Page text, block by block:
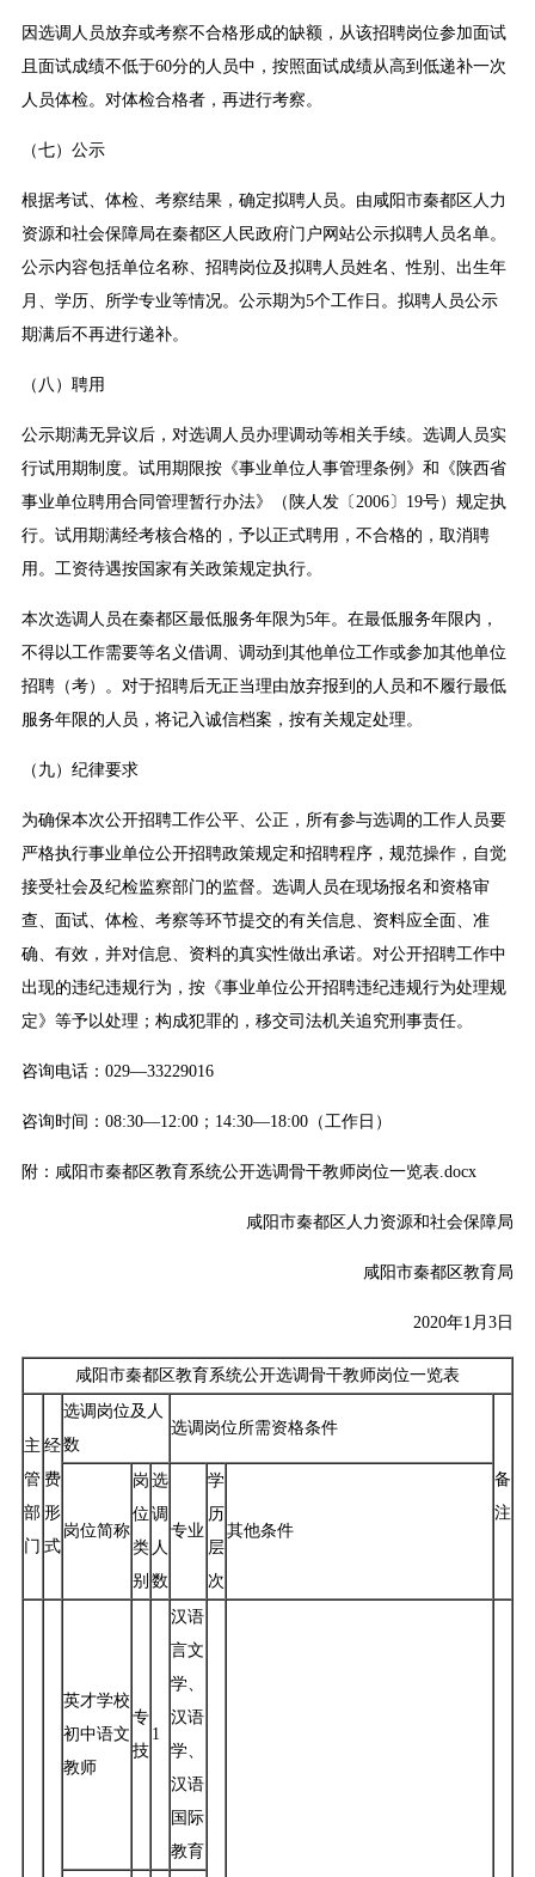
因选调人员放弃或考察不合格形成的缺额，从该招聘岗位参加面试
且面试成绩不低于60分的人员中，按照面试成绩从高到低递补一次
人员体检。对体检合格者，再进行考察。
（七）公示
根据考试、体检、考察结果，确定拟聘人员。由咸阳市秦都区人力
资源和社会保障局在秦都区人民政府门户网站公示拟聘人员名单。
公示内容包括单位名称、招聘岗位及拟聘人员姓名、性别、出生年
月、学历、所学专业等情况。公示期为5个工作日。拟聘人员公示
期满后不再进行递补。
（八）聘用
公示期满无异议后，对选调人员办理调动等相关手续。选调人员实
行试用期制度。试用期限按《事业单位人事管理条例》和《陕西省
事业单位聘用合同管理暂行办法》（陕人发〔2006〕19号）规定执
行。试用期满经考核合格的，予以正式聘用，不合格的，取消聘
用。工资待遇按国家有关政策规定执行。
本次选调人员在秦都区最低服务年限为5年。在最低服务年限内，
不得以工作需要等名义借调、调动到其他单位工作或参加其他单位
招聘（考）。对于招聘后无正当理由放弃报到的人员和不履行最低
服务年限的人员，将记入诚信档案，按有关规定处理。
（九）纪律要求
为确保本次公开招聘工作公平、公正，所有参与选调的工作人员要
严格执行事业单位公开招聘政策规定和招聘程序，规范操作，自觉
接受社会及纪检监察部门的监督。选调人员在现场报名和资格审
查、面试、体检、考察等环节提交的有关信息、资料应全面、准
确、有效，并对信息、资料的真实性做出承诺。对公开招聘工作中
出现的违纪违规行为，按《事业单位公开招聘违纪违规行为处理规
定》等予以处理；构成犯罪的，移交司法机关追究刑事责任。
咨询电话：029—33229016
咨询时间：08:30—12:00；14:30—18:00（工作日）
附： 咸阳市秦都区教育系统公开选调骨干教师岗位一览表.docx
咸阳市秦都区人力资源和社会保障局
咸阳市秦都区教育局
2020年1月3日
咸阳市秦都区教育系统公开选调骨干教师岗位一览表
主
管
部
门
经
费
形
式
选调岗位及人
数
选调岗位所需资格条件
备
注
岗位简称
岗
位
类
别
选
调
人
数
专业
学
历
层
次
其他条件
英才学校
初中语文
教师
专
技
1
汉语
言文
学、
汉语
学、
汉语
国际
教育